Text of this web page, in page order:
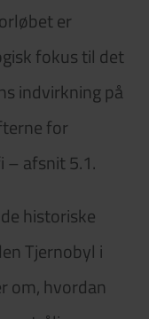
er
fokus til det
indvirkning på
for
– afsnit 5.1.
historiske
Tjernobyl i
om, hvordan